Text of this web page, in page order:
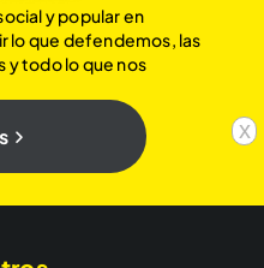
x
y popular en
lo que defendemos, las
y todo lo que nos